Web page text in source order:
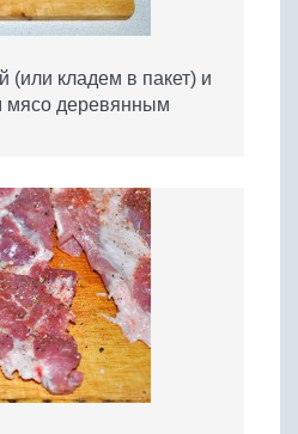
(или кладем в пакет) и
мясо деревянным